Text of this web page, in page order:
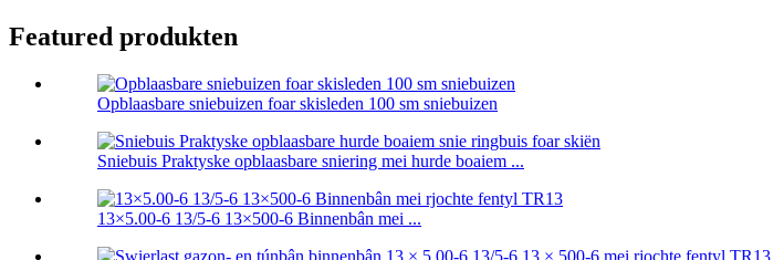
Featured produkten
Opblaasbare sniebuizen foar skisleden 100 sm sniebuizen
Sniebuis Praktyske opblaasbare sniering mei hurde boaiem ...
13×5.00-6 13/5-6 13×500-6 Binnenbân mei ...